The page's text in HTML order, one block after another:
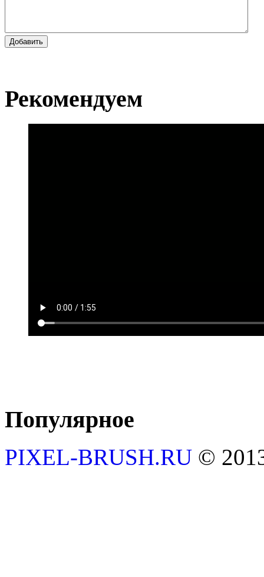
Добавить
Рекомендуем
Популярное
PIXEL-BRUSH.RU ©